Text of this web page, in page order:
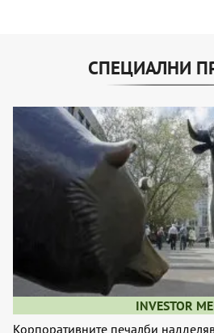
СПЕЦИАЛНИ
INVESTOR
Корпоративните печалби